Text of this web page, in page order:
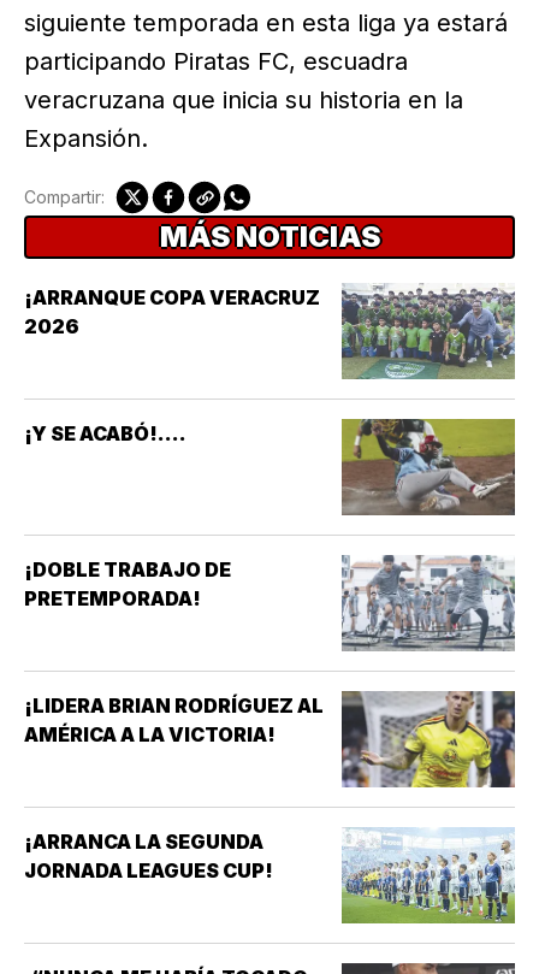
siguiente temporada en esta liga ya estará
participando Piratas FC, escuadra
veracruzana que inicia su historia en la
Expansión.
Compartir:
MÁS NOTICIAS
¡ARRANQUE COPA VERACRUZ
2026
¡Y SE ACABÓ!....
¡DOBLE TRABAJO DE
PRETEMPORADA!
¡LIDERA BRIAN RODRÍGUEZ AL
AMÉRICA A LA VICTORIA!
¡ARRANCA LA SEGUNDA
JORNADA LEAGUES CUP!